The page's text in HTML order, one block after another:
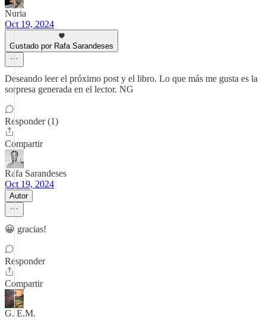
Nuria
Oct 19, 2024
Gustado por Rafa Sarandeses
Deseando leer el próximo post y el libro. Lo que más me gusta es la
sorpresa generada en el lector. NG
Responder (1)
Compartir
Rafa Sarandeses
Oct 19, 2024
Autor
😀 gracias!
Responder
Compartir
G. E.M.